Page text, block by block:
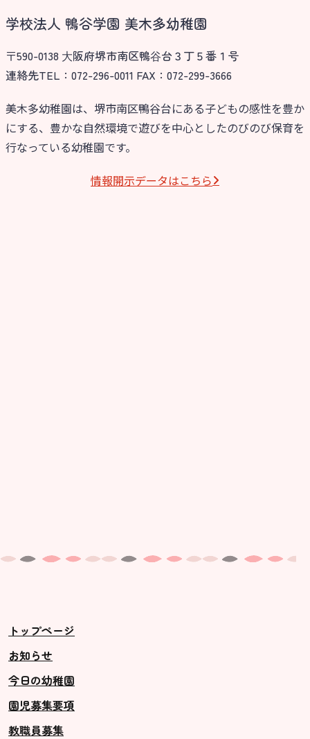
学校法人 鴨谷学園 美木多幼稚園
〒590-0138 ⼤阪府堺市南区鴨⾕台３丁５番１号
連絡先TEL：072-296-0011 FAX：072-299-3666
美木多幼稚園は、堺市南区鴨谷台にある子どもの感性を豊か
にする、豊かな自然環境で遊びを中心としたのびのび保育を
行なっている幼稚園です。
情報開⽰データはこちら
トップページ
お知らせ
今日の幼稚園
園児募集要項
教職員募集
お知らせ
今日の幼稚園
園児募集要項
教職員募集
園のこと
未就園児クラス
ス ]
2歳児ひとり登園［ゆず組 ]
グループ施設・
関係先リンク